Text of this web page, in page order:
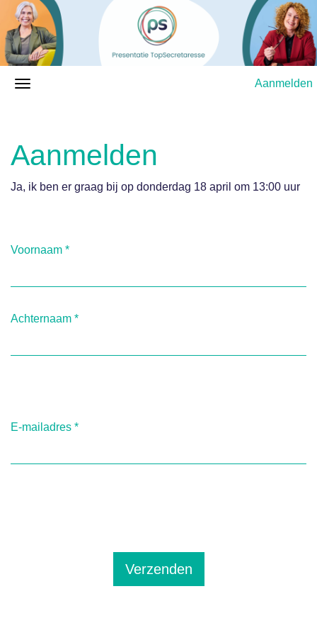
Aanmelden
Aanmelden
Ja, ik ben er graag bij op donderdag 18 april om 13:00 uur
Voornaam *
Achternaam *
E-mailadres *
Verzenden